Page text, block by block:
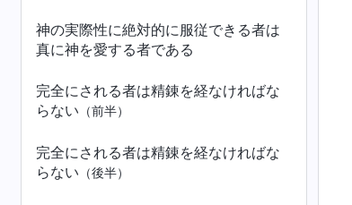
神の実際性に絶対的に服従できる者は
真に神を愛する者である
完全にされる者は精錬を経なければな
らない （前半）
完全にされる者は精錬を経なければな
らない （後半）